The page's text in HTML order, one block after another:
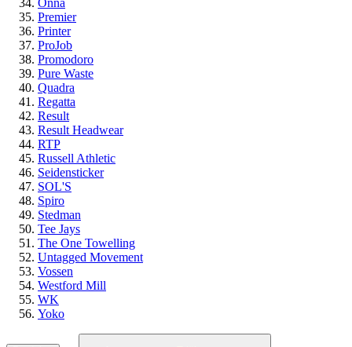
Premier
Printer
ProJob
Promodoro
Pure Waste
Quadra
Regatta
Result
Result Headwear
RTP
Russell Athletic
Seidensticker
SOL'S
Spiro
Stedman
Tee Jays
The One Towelling
Untagged Movement
Vossen
Westford Mill
WK
Yoko